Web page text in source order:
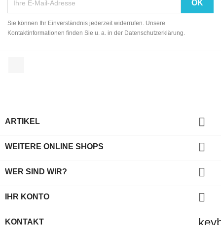
Sie können Ihr Einverständnis jederzeit widerrufen. Unsere
Kontaktinformationen finden Sie u. a. in der Datenschutzerklärung.
ARTIKEL 
WEITERE ONLINE SHOPS 
WER SIND WIR? 
IHR KONTO 
KONTAKT